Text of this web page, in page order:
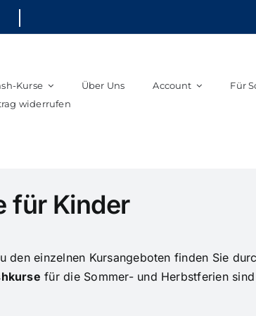
Kurse Über Uns Account
Für
widerrufen
für Kinder
den einzelnen Kursangeboten finden Sie
für die Sommer- und Herbstferien